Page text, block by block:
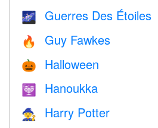
🌌 Guerres Des Étoiles
🔥 Guy Fawkes
🎃 Halloween
🕎 Hanoukka
🧙 Harry Potter